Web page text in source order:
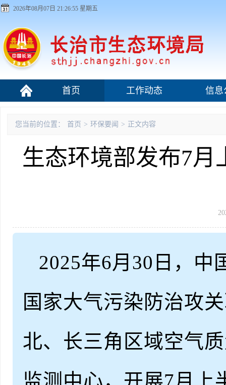
2026年08月07日 21:26:56 星期五
首页 工作动态 信息
您当前的位置： 首页 > 环保要闻 > 正文内容
生态环境部发布7月
2025年6月30日，中
国家大气污染防治攻
北、长三角区域空气